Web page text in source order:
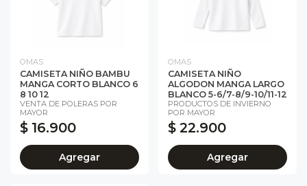
OMAS
CAMISETA NIÑO BAMBU
MANGA CORTO BLANCO 6
8 10 12
VENTA DE POLERAS POR
MAYOR
$ 16.900
Agregar
OMAS
CAMISETA NIÑO
ALGODON MANGA LARGO
BLANCO 5-6/7-8/9-10/11-12
PRODUCTOS DE INVIERNO
POR MAYOR
$ 22.900
Agregar